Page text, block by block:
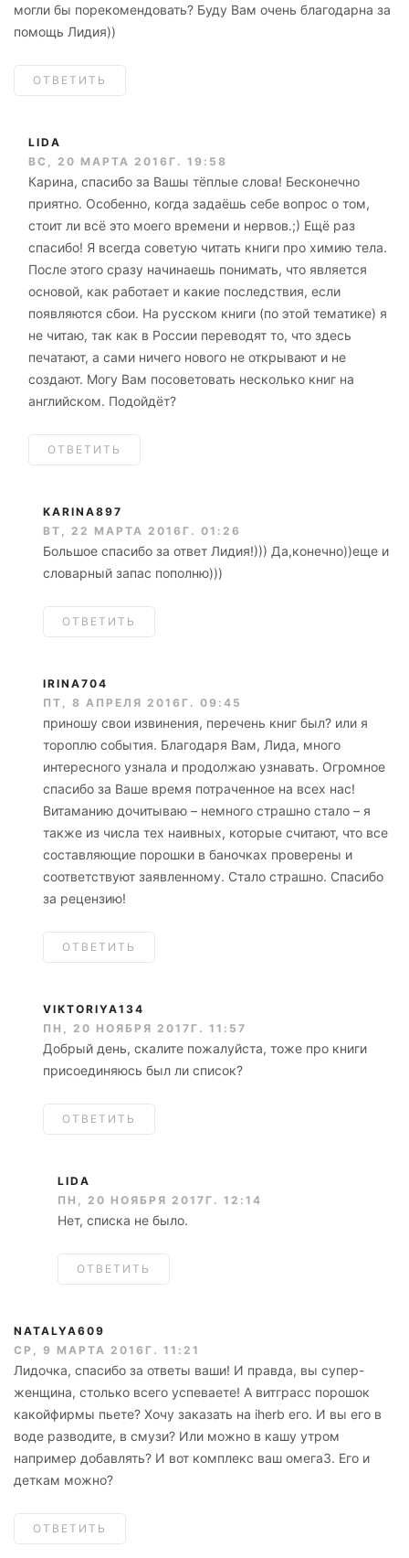
могли бы порекомендовать? Буду Вам очень благодарна за
помощь Лидия))
ОТВЕТИТЬ
LIDA
ВС, 20 МАРТА 2016Г. 19:58
Карина, спасибо за Вашы тёплые слова! Бесконечно
приятно. Особенно, когда задаёшь себе вопрос о том,
стоит ли всё это моего времени и нервов.;) Ещё раз
спасибо! Я всегда советую читать книги про химию тела.
После этого сразу начинаешь понимать, что является
основой, как работает и какие последствия, если
появляются сбои. На русском книги (по этой тематике) я
не читаю, так как в России переводят то, что здесь
печатают, а сами ничего нового не открывают и не
создают. Могу Вам посоветовать несколько книг на
английском. Подойдёт?
ОТВЕТИТЬ
KARINA897
ВТ, 22 МАРТА 2016Г. 01:26
Большое спасибо за ответ Лидия!))) Да,конечно))еще и
словарный запас пополню)))
ОТВЕТИТЬ
IRINA704
ПТ, 8 АПРЕЛЯ 2016Г. 09:45
приношу свои извинения, перечень книг был? или я
тороплю события. Благодаря Вам, Лида, много
интересного узнала и продолжаю узнавать. Огромное
спасибо за Ваше время потраченное на всех нас!
Витаманию дочитываю – немного страшно стало – я
также из числа тех наивных, которые считают, что все
составляющие порошки в баночках проверены и
соответствуют заявленному. Стало страшно. Спасибо
за рецензию!
ОТВЕТИТЬ
VIKTORIYA134
ПН, 20 НОЯБРЯ 2017Г. 11:57
Добрый день, скалите пожалуйста, тоже про книги
присоединяюсь был ли список?
ОТВЕТИТЬ
LIDA
ПН, 20 НОЯБРЯ 2017Г. 12:14
Нет, списка не было.
ОТВЕТИТЬ
NATALYA609
СР, 9 МАРТА 2016Г. 11:21
Лидочка, спасибо за ответы ваши! И правда, вы супер-
женщина, столько всего успеваете! А витграсс порошок
какойфирмы пьете? Хочу заказать на iherb его. И вы его в
воде разводите, в смузи? Или можно в кашу утром
например добавлять? И вот комплекс ваш омега3. Его и
деткам можно?
ОТВЕТИТЬ